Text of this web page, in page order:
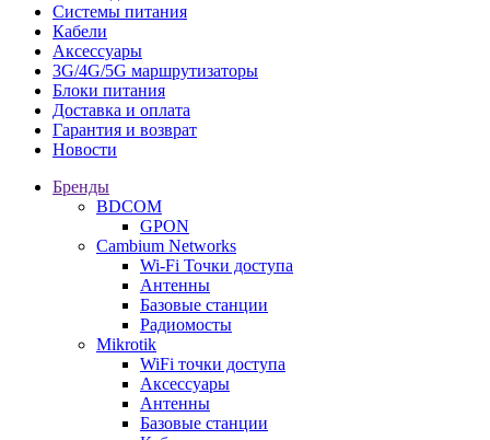
Системы питания
Кабели
Аксессуары
3G/4G/5G маршрутизаторы
Блоки питания
Доставка и оплата
Гарантия и возврат
Новости
Бренды
BDCOM
GPON
Cambium Networks
Wi-Fi Точки доступа
Антенны
Базовые станции
Радиомосты
Mikrotik
WiFi точки доступа
Аксессуары
Антенны
Базовые станции